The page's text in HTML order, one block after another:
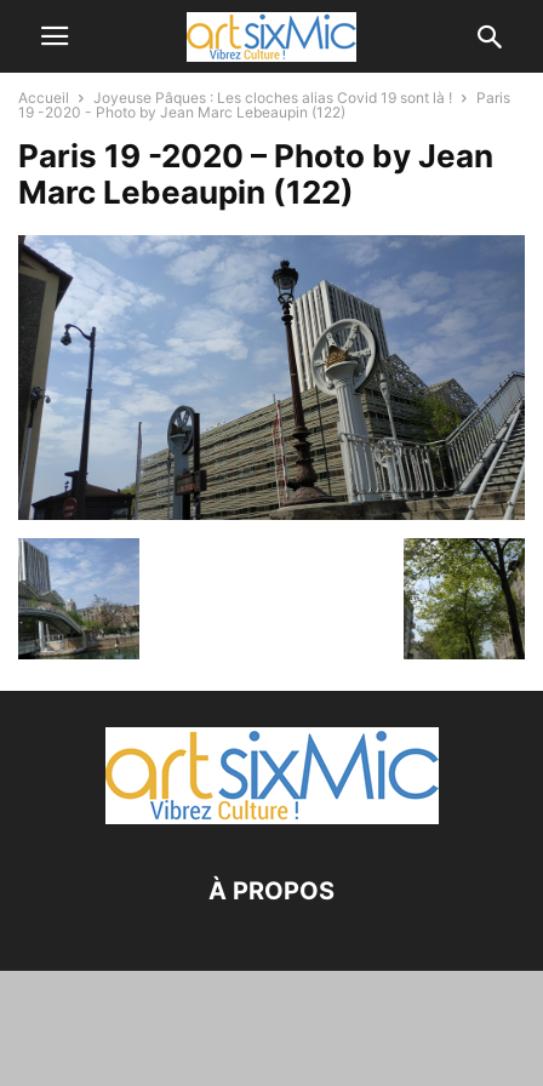
Accueil Joyeuse Pâques : Les cloches alias Covid 19 sont là !
Paris
19 -2020 - Photo by Jean Marc Lebeaupin (122)
Paris 19 -2020 – Photo by Jean
Marc Lebeaupin (122)
À PROPOS